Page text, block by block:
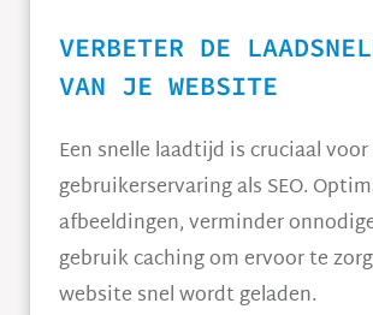
VERBETER DE
VAN JE WEBSITE
Een snelle laadtijd is cruciaal
gebruikerservaring als SEO.
afbeeldingen, verminder
gebruik caching om ervoor te
website snel wordt geladen.